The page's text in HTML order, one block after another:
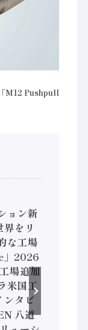
M12 Pushpull
ョン新
をリ
な工場
2026
場追加
米国工
タビ
八道